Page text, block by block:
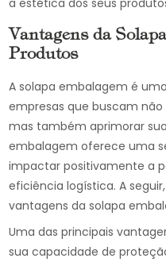
a estética dos seus
Vantagens da
Produtos
A solapa embalagem é
empresas que buscam
mas também aprimorar
embalagem oferece uma
impactar positivamente a
eficiência logística. A
vantagens da solapa
Uma das principais
sua capacidade de